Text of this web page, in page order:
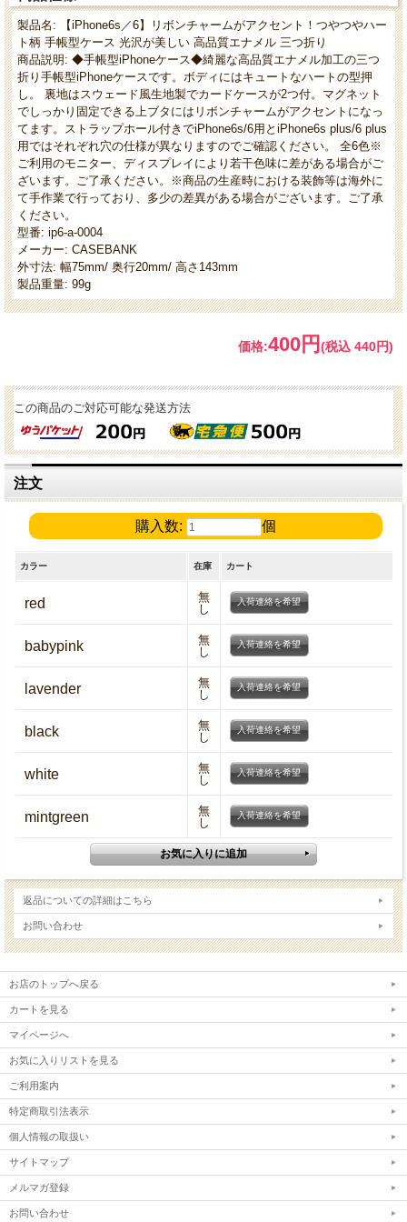
製品名: 【iPhone6s／6】リボンチャームがアクセント！つやつやハー
ト柄 手帳型ケース 光沢が美しい 高品質エナメル 三つ折り
商品説明: ◆手帳型iPhoneケース◆綺麗な高品質エナメル加工の三つ
折り手帳型iPhoneケースです。ボディにはキュートなハートの型押
し。 裏地はスウェード風生地製でカードケースが2つ付。マグネット
でしっかり固定できる上ブタにはリボンチャームがアクセントになっ
てます。ストラップホール付きでiPhone6s/6用とiPhone6s plus/6 plus
用ではそれぞれ穴の仕様が異なりますのでご確認ください。 全6色※
ご利用のモニター、ディスプレイにより若干色味に差がある場合がご
ざいます。ご了承ください。※商品の生産時における装飾等は海外に
て手作業で行っており、多少の差異がある場合がございます。ご了承
ください。
型番: ip6-a-0004
メーカー: CASEBANK
外寸法: 幅75mm/ 奥行20mm/ 高さ143mm
製品重量: 99g
価格:400円 (税込 440円)
この商品のご対応可能な発送方法
注文
購入数: 個
カラー 在庫 カート
red
無
し
入荷連絡を希望
babypink
無
し
入荷連絡を希望
lavender
無
し
入荷連絡を希望
black
無
し
入荷連絡を希望
white
無
し
入荷連絡を希望
mintgreen
無
し
入荷連絡を希望
返品についての詳細はこちら
お問い合わせ
お店のトップへ戻る
カートを見る
マイページへ
お気に入りリストを見る
ご利用案内
特定商取引法表示
個人情報の取扱い
サイトマップ
メルマガ登録
お問い合わせ